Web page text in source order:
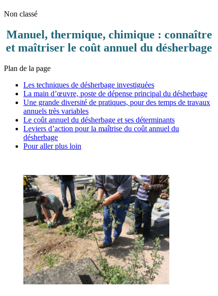
Non classé
Manuel, thermique, chimique : connaître
et maîtriser le coût annuel du désherbage
Plan de la page
Les techniques de désherbage investiguées
La main d’œuvre, poste de dépense principal du désherbage
Une grande diversité de pratiques, pour des temps de travaux
annuels très variables
Le coût annuel du désherbage et ses déterminants
Leviers d’action pour la maîtrise du coût annuel du
désherbage
Pour aller plus loin